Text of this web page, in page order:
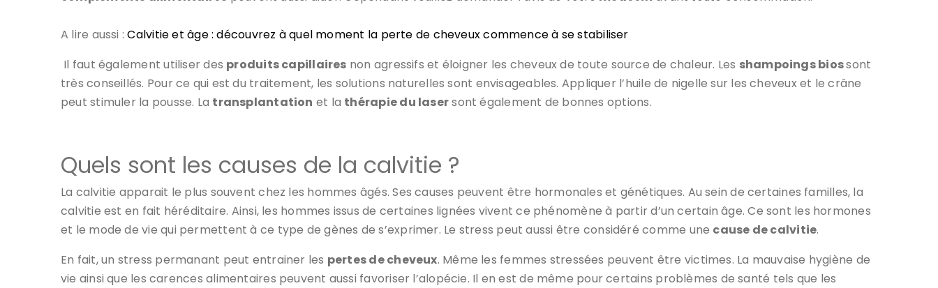
A lire aussi :Calvitie et âge : découvrez à quel moment la perte de cheveux commence à se stabiliser
Il faut également utiliser des produits capillaires non agressifs et éloigner les cheveux de toute source de chaleur. Les shampoings biossont
très conseillés. Pour ce qui est du traitement, les solutions naturelles sont envisageables. Appliquer l’huile de nigelle sur les cheveux et le crâne
peut stimuler la pousse. La transplantation et la thérapie du lasersont également de bonnes options.
Quels sont les causes de la calvitie ?
La calvitie apparait le plus souvent chez les hommes âgés. Ses causes peuvent être hormonales et génétiques. Au sein de certaines familles, la
calvitie est en fait héréditaire. Ainsi, les hommes issus de certaines lignées vivent ce phénomène à partir d’un certain âge. Ce sont les hormones
et le mode de vie qui permettent à ce type de gènes de s’exprimer. Le stress peut aussi être considéré comme une cause de calvitie.
En fait, un stress permanant peut entrainer les pertes de cheveux. Même les femmes stressées peuvent être victimes. La mauvaise hygiène de
vie ainsi que les carences alimentaires peuvent aussi favoriser l’alopécie. Il en est de même pour certains problèmes de santé tels que les